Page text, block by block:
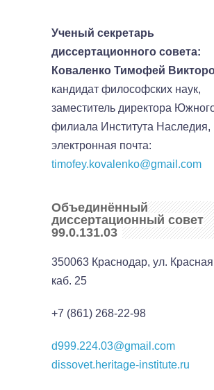
Ученый секретарь
диссертационного совета:
Коваленко Тимофей
кандидат философских наук,
заместитель директора
филиала Института Наследия,
электронная почта:
timofey.kovalenko@gmail.com
Объединённый
диссертационный совет
99.0.131.03
350063 Краснодар, ул.
каб. 25
+7 (861) 268-22-98
d999.224.03@gmail.com
dissovet.heritage-institute.ru